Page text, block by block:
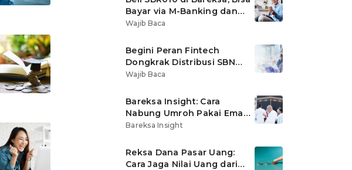
Bayar via M-Banking dan
OVO di Tokopedia
Wajib Baca
Begini Peran Fintech
Dongkrak Distribusi SBN
Ritel
Wajib Baca
Bareksa Insight: Cara
Nabung Umroh Pakai Emas
Digital agar Nilainya
Bareksa Insight
Reksa Dana Pasar Uang:
Cara Jaga Nilai Uang dari